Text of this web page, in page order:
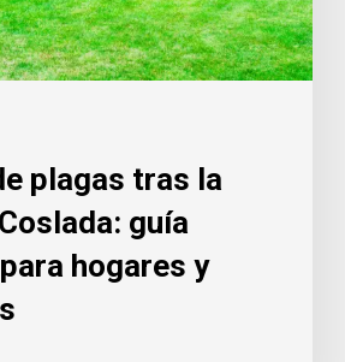
plagas tras la
guía
hogares y